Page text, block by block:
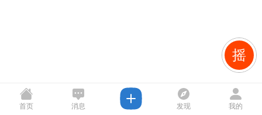
摇
首页 消息 发现 我的